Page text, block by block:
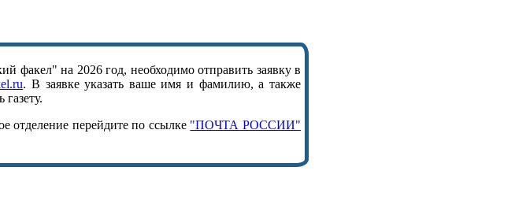
факел" на 2026 год, необходимо отправить заявку в
. В заявке указать ваше имя и фамилию, а также
отделение перейдите по ссылке "ПОЧТА РОССИИ"